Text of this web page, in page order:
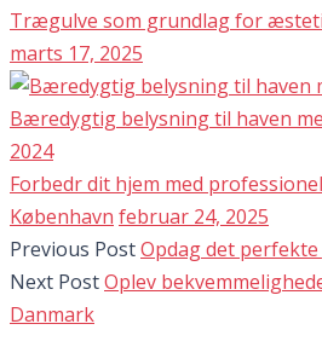
Trægulve som grundlag for
marts 17, 2025
Bæredygtig belysning til haven
2024
Forbedr dit hjem med
København februar 24, 2025
Previous PostOpdag det
Next PostOplev
Danmark